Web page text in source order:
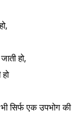
हो,
सिर्फ एक उपभोग की